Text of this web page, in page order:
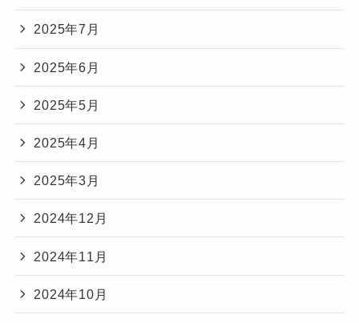
2025年7月
2025年6月
2025年5月
2025年4月
2025年3月
2024年12月
2024年11月
2024年10月